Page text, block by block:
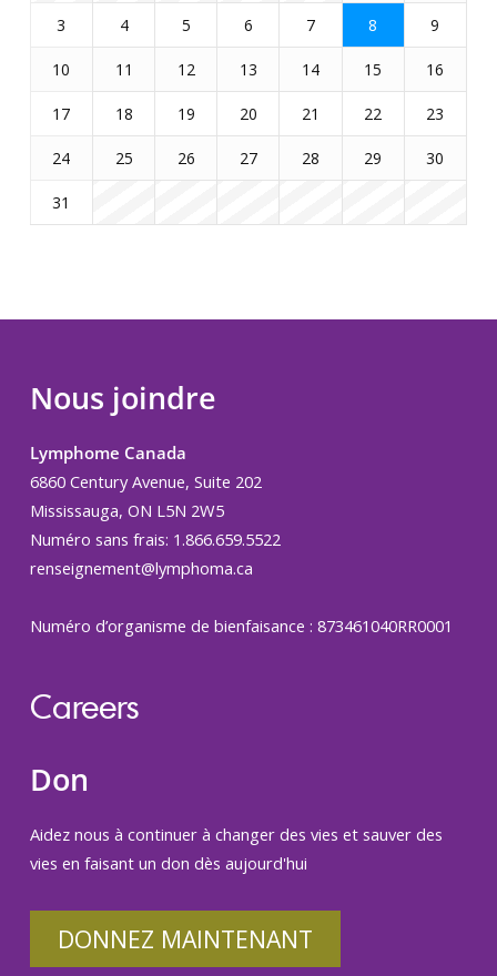
3 4 5 6 7 8 9
10 11 12 13 14 15 16
17 18 19 20 21 22 23
24 25 26 27 28 29 30
31
Nous joindre
Lymphome Canada
6860 Century Avenue, Suite 202
Mississauga, ON L5N 2W5
Numéro sans frais: 1.866.659.5522
renseignement@lymphoma.ca
Numéro d’organisme de bienfaisance : 873461040RR0001
Careers
Don
Aidez nous à continuer à changer des vies et sauver des
vies en faisant un don dès aujourd'hui
DONNEZ MAINTENANT